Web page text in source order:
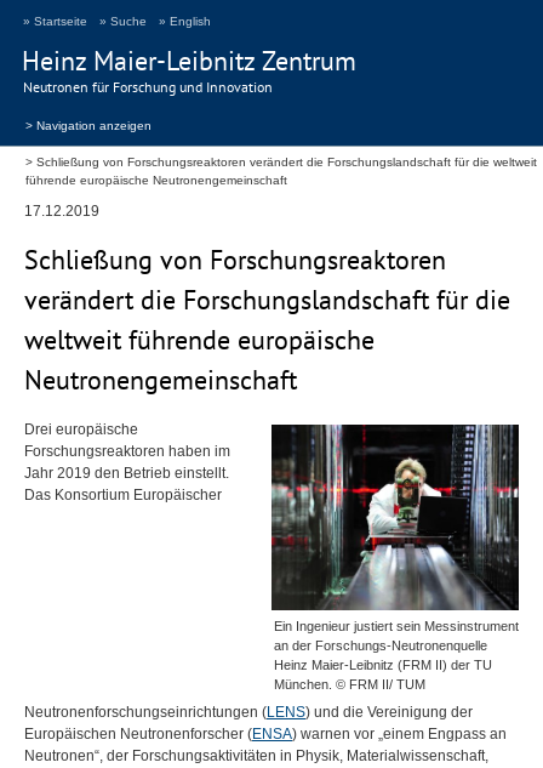
Heinz Maier-Leibnitz Zentrum
Neutronen für Forschung und Innovation
» Startseite » Suche » English
> Navigation anzeigen
Schließung von Forschungsreaktoren verändert die Forschungslandschaft für die weltweit
führende europäische Neutronengemeinschaft
17.12.2019
Schließung von Forschungsreaktoren
verändert die Forschungslandschaft für die
weltweit führende europäische
Neutronengemeinschaft
Ein Ingenieur justiert sein Messinstrument
an der Forschungs-Neutronenquelle
Heinz Maier-Leibnitz (FRM II) der TU
München. © FRM II/ TUM
Drei europäische
Forschungsreaktoren haben im
Jahr 2019 den Betrieb einstellt.
Das Konsortium Europäischer
Neutronenforschungseinrichtungen (LENS) und die Vereinigung der
Europäischen Neutronenforscher (ENSA) warnen vor „einem Engpass an
Neutronen“, der Forschungsaktivitäten in Physik, Materialwissenschaft,